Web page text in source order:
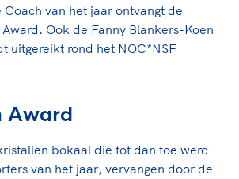
kader
Regelgeving
LA28
LA28
Istanbul 2027
waarde topsport
van het jaar ontvangt de
Ook de Fanny Blankers-Koen
uitgereikt rond het NOC*NSF
Award
bokaal die tot dan toe werd
van het jaar, vervangen door de